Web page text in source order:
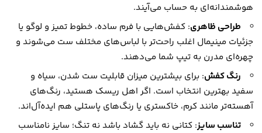
هوشمندانه‌ای به حساب می‌آیند.
طراحی ظاهری: کفش‌هایی با فرم ساده، خطوط تمیز و لوگو یا
جزئیات مینیمال اغلب راحت‌تر با لباس‌های مختلف ست می‌شوند و
چهره‌ای مدرن به تیپ شما می‌دهند.
رنگ کفش: برای بیشترین میزان قابلیت ست شدن، سیاه و
سفید بهترین انتخاب است. اگر اهل ریسک هستید، رنگ‌های
آهسته‌تر مانند کرم، خاکستری یا رنگ‌های پاستلی هم ایده‌آل‌اند.
تناسب سایز: کتانی نه باید گشاد باشد نه تنگ؛ سایز نامناسب